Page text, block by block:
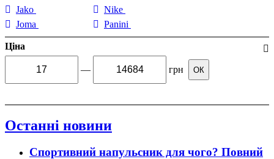
Jako
Joma
Nike
Panini
Ціна
— грн ОК
Останні новини
Спортивний напульсник для чого? Повний